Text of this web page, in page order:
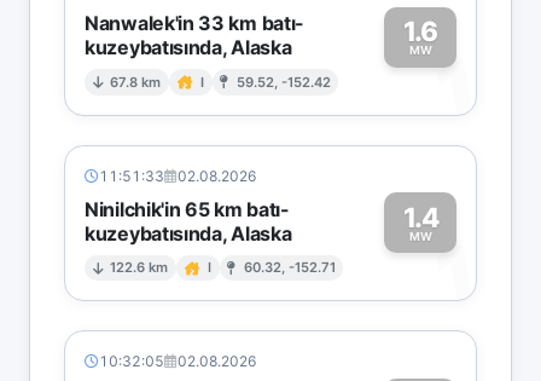
Nanwalek'in 33 km batı-
kuzeybatısında, Alaska
67.8 km I 59.52, -152.42
1.6
MW1
11:51:33 02.08.2026
Ninilchik'in 65 km batı-
kuzeybatısında, Alaska
122.6 km I 60.32, -152.71
1.4
MW1
10:32:05 02.08.2026